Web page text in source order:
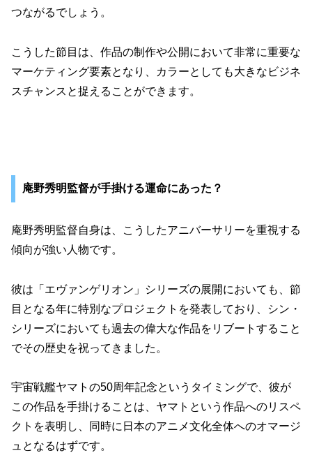
つながるでしょう。
こうした節目は、作品の制作や公開において非常に重要な
マーケティング要素となり、カラーとしても大きなビジネ
スチャンスと捉えることができます。
庵野秀明監督が手掛ける運命にあった？
庵野秀明監督自身は、こうしたアニバーサリーを重視する
傾向が強い人物です。
彼は「エヴァンゲリオン」シリーズの展開においても、節
目となる年に特別なプロジェクトを発表しており、シン・
シリーズにおいても過去の偉大な作品をリブートすること
でその歴史を祝ってきました。
宇宙戦艦ヤマトの50周年記念というタイミングで、彼が
この作品を手掛けることは、ヤマトという作品へのリスペ
クトを表明し、同時に日本のアニメ文化全体へのオマージ
ュとなるはずです。